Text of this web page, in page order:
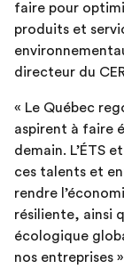
faire pour
produits et
directeur du
« Le Québec
aspirent à faire
demain. L’ÉTS
ces talents et
rendre
résiliente, ainsi
écologique
nos entreprises